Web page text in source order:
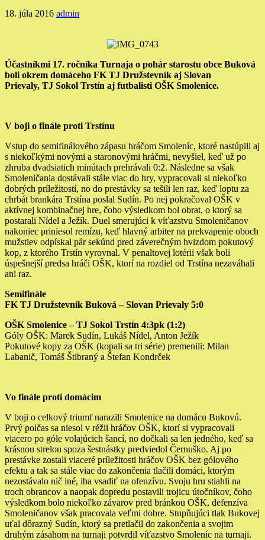
18. júla 2016 admin
Účastníkmi 17. ročníka Turnaja o pohár starostu obce Buková
boli okrem domáceho FK TJ Družstevník aj Slovan
Prievaly, TJ Sokol Trstín aj futbalisti OŠK Smolenice.
V boji o finále proti Trstínu
Vstup do semifinálového zápasu hráčom Smoleníc, ktoré nastúpili aj
s niekoľkými novými a staronovými hráčmi, nevyšiel, keď už po
zhruba dvadsiatich minútach prehrávali 0:2. Následne sa však
Smoleničania dostávali stále viac do hry, vypracovali si niekoľko
dobrých príležitostí, no do prestávky sa tešili len raz, keď loptu za
chrbát brankára Trstína poslal Sudín. Po nej pokračoval OŠK v
aktívnej kombinačnej hre, čoho výsledkom bol obrat, o ktorý sa
postarali Nídel a Ježík. Duel smerujúci k víťazstvu Smoleničanov
nakoniec priniesol remízu, keď hlavný arbiter na prekvapenie oboch
mužstiev odpískal pár sekúnd pred záverečným hvizdom pokutový
kop, z ktorého Trstín vyrovnal. V penaltovej lotérii však boli
úspešnejší predsa hráči OŠK, ktorí na rozdiel od Trstína nezaváhali
ani raz.
Semifinále
FK TJ Družstevník Buková – Slovan Prievaly 5:0
OŠK Smolenice – TJ Sokol Trstín 4:3pk (1:2)
Góly OŠK: Marek Sudín, Lukáš Nídel, Anton Ježík
Pokutové kopy za OŠK (kopali sa tri série) premenili: Milan
Labanič, Tomáš Štibraný a Štefan Kondrček
Vo finále proti domácim
V boji o celkový triumf narazili Smolenice na domácu Bukovú.
Prvý polčas sa niesol v réžii hráčov OŠK, ktorí si vypracovali
viacero po góle volajúcich šancí, no dočkali sa len jedného, keď sa
krásnou strelou spoza šestnástky predviedol Černuško. Aj po
prestávke zostali viaceré príležitosti hráčov OŠK bez gólového
efektu a tak sa stále viac do zakončenia tlačili domáci, ktorým
nezostávalo nič iné, iba vsadiť na ofenzívu. Svoju hru stiahli na
troch obrancov a naopak dopredu postavili trojicu útočníkov, čoho
výsledkom bolo niekoľko závarov pred bránkou OŠK, defenzíva
Smoleničanov však pracovala veľmi dobre. Stupňujúci tlak Bukovej
uťal dôrazný Sudín, ktorý sa pretlačil do zakončenia a svojim
druhým zásahom na turnaji potvrdil víťazstvo Smoleníc na turnaji.